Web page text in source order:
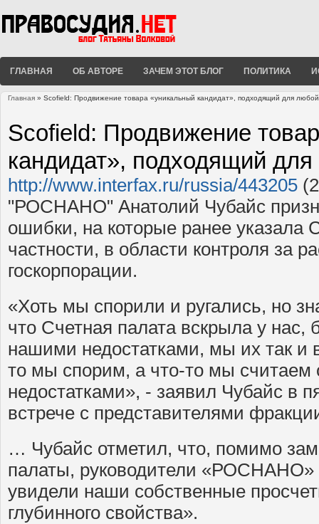
ГЛАВНАЯ ОБ АВТОРЕ ЗАЧЕМ ЭТОТ БЛОГ ПОЛИТИКА
Главная » Scofield: Продвижение товара «уникальный кандидат», подходящий для
Scofield: Продвижение
кандидат», подходящий
http://www.interfax.ru/russia/443205
"РОСНАНО" Анатолий Чубайс
ошибки, на которые ранее указала
частности, в области контроля за
госкорпорации.
«Хоть мы спорили и ругались, но
что Счетная палата вскрыла у
нашими недостатками, мы их так
то мы спорим, а что-то мы считаем
недостатками», - заявил Чубайс в
встрече с представителями
… Чубайс отметил, что, помимо
палаты, руководители «РОСНАНО»
увидели наши собственные
глубинного свойства».